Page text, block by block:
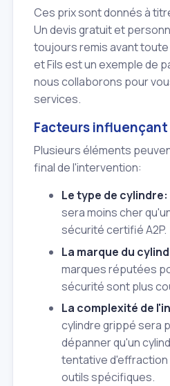
Ces prix sont donnés à
Un devis gratuit et
toujours remis avant
et Fils est un exemple de
nous collaborons pour
services.
Facteurs
Plusieurs éléments
final de l'intervention:
Le type de cylindre:
sera moins cher
sécurité certifié A2P.
La marque du
marques réputées
sécurité sont plus
La complexité de
cylindre grippé sera
dépanner qu'un
tentative
outils spécifiques.